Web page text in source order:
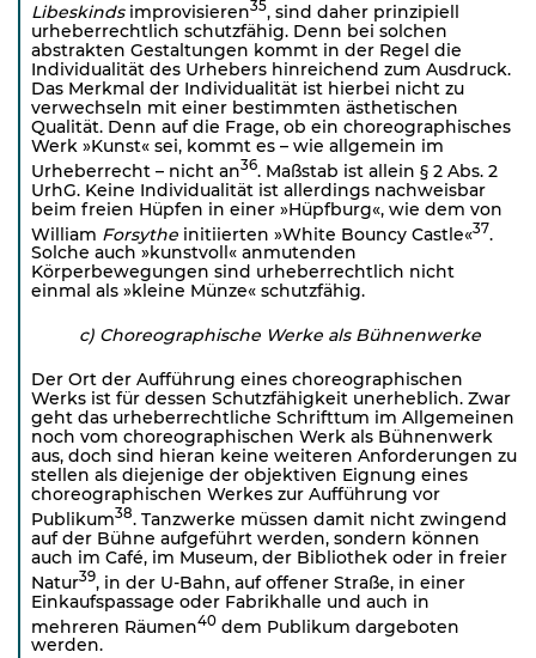
Libeskinds improvisieren35, sind daher prinzipiell
urheberrechtlich schutzfähig. Denn bei solchen
abstrakten Gestaltungen kommt in der Regel die
Individualität des Urhebers hinreichend zum Ausdruck.
Das Merkmal der Individualität ist hierbei nicht zu
verwechseln mit einer bestimmten ästhetischen
Qualität. Denn auf die Frage, ob ein choreographisches
Werk »Kunst« sei, kommt es – wie allgemein im
Urheberrecht – nicht an36. Maßstab ist allein § 2 Abs. 2
UrhG. Keine Individualität ist allerdings nachweisbar
beim freien Hüpfen in einer »Hüpfburg«, wie dem von
William Forsythe initiierten »White Bouncy Castle«37.
Solche auch »kunstvoll« anmutenden
Körperbewegungen sind urheberrechtlich nicht
einmal als »kleine Münze« schutzfähig.
c) Choreographische Werke als Bühnenwerke
Der Ort der Aufführung eines choreographischen
Werks ist für dessen Schutzfähigkeit unerheblich. Zwar
geht das urheberrechtliche Schrifttum im Allgemeinen
noch vom choreographischen Werk als Bühnenwerk
aus, doch sind hieran keine weiteren Anforderungen zu
stellen als diejenige der objektiven Eignung eines
choreo­graphischen Werkes zur Aufführung vor
Publikum38. Tanzwerke müssen damit nicht zwingend
auf der Bühne aufgeführt werden, sondern können
auch im Café, im Museum, der Bibliothek oder in freier
Natur39, in der U-Bahn, auf offener Straße, in einer
Einkaufspassage oder Fabrikhalle und auch in
mehreren Räumen40 dem Publikum dargeboten
werden.